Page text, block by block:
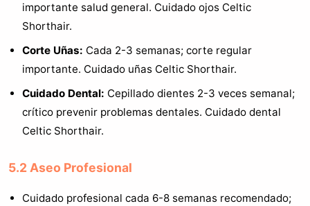
importante salud general. Cuidado ojos Celtic
Shorthair.
Corte Uñas: Cada 2-3 semanas; corte regular
importante. Cuidado uñas Celtic Shorthair.
Cuidado Dental: Cepillado dientes 2-3 veces semanal;
crítico prevenir problemas dentales. Cuidado dental
Celtic Shorthair.
5.2 Aseo Profesional
Cuidado profesional cada 6-8 semanas recomendado;